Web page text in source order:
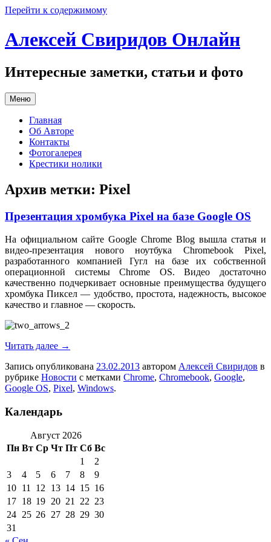
Перейти к содержимому
Алексей Свиридов Онлайн
Интересные заметки, статьи и фото
Меню
Главная
Об Авторе
Контакты
Фотогалерея
Крестики нолики
Архив метки: Pixel
Презентация хромбука Pixel на базе Google OS
На официальном сайте Google Chrome Blog вышла статья и
видео-презентация нового ноутбука Chromebook Pixel,
разработанного компанией Гугл на базе их собственной
операционной системы Chrome OS. Видео достаточно
качественно подчеркивает основные преимущества будущего
хромбука Пиксел — удобство, простота, надежность, высокое
качество и главное — скорость.
Читать далее →
Запись опубликована 23.02.2013 автором Алексей Свиридов в
рубрике Новости с метками Chrome, Chromebook, Google,
Google OS, Pixel, Windows.
Календарь
Август 2026
Пн Вт Ср Чт Пт Сб Вс
1
2
3
4 5 6 7 8
9
10 11 12 13 14 15 16
17 18 19 20 21 22 23
24 25 26 27 28 29 30
31